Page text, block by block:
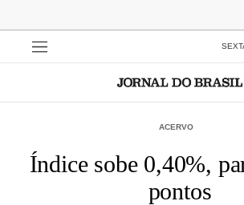
ACERVO
Índice sobe 0,40%,
pontos